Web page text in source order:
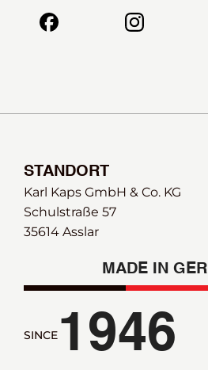
STANDORT
Karl Kaps GmbH & Co. KG
Schulstraße 57
35614 Asslar
MADE IN
SINCE1946